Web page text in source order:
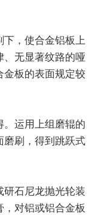
下，使合金铝板上
、无显著纹路的哑
金板的表面规定较
。运用上组磨辊的
磨刷，得到跳跃式
研石尼龙抛光轮装
对铝或铝合金板